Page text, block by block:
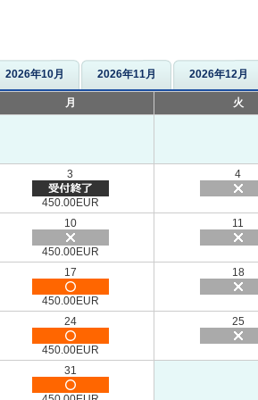
2026年10月 2026年11月 2026年12月
月 火
3
450.00EUR
4
10
450.00EUR
11
17
450.00EUR
18
24
450.00EUR
25
31